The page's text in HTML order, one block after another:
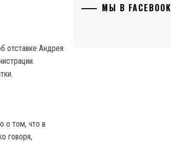
отставке Андрея
о том, что в
говоря,
МЫ В FACEBOOK